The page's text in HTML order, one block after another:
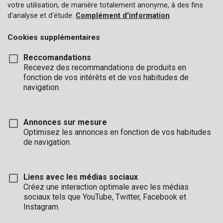
Description
votre utilisation, de manière totalement anonyme, à des fins
d'analyse et d'étude. Complément d'information
Cookies supplémentaires
Reccomandations
Recevez des recommandations de produits en
fonction de vos intérêts et de vos habitudes de
navigation.
Annonces sur mesure
Optimisez les annonces en fonction de vos habitudes
de navigation.
Liens avec les médias sociaux
Créez une interaction optimale avec les médias
sociaux tels que YouTube, Twitter, Facebook et
Instagram.